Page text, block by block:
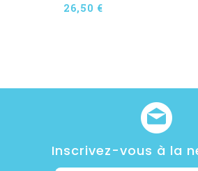
26,50 €
Inscrivez-vous à la